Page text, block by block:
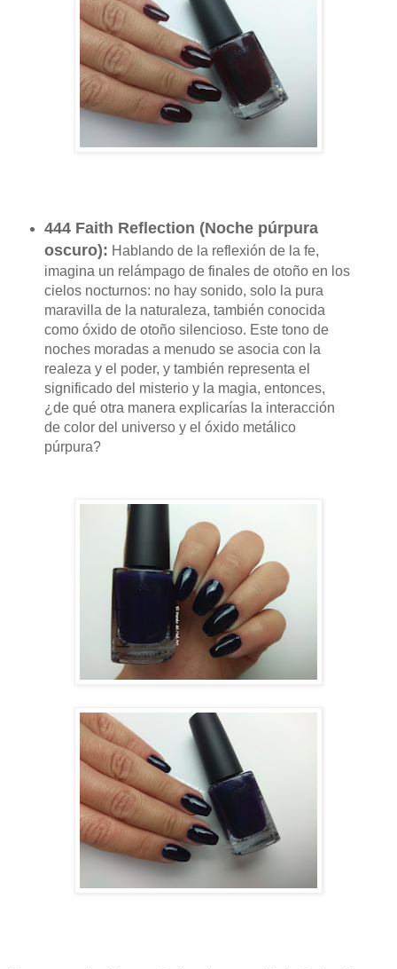
444 Faith Reflection (Noche púrpura
oscuro): Hablando de la reflexión de la fe,
imagina un relámpago de finales de otoño en los
cielos nocturnos: no hay sonido, solo la pura
maravilla de la naturaleza, también conocida
como óxido de otoño silencioso. Este tono de
noches moradas a menudo se asocia con la
realeza y el poder, y también representa el
significado del misterio y la magia, entonces,
¿de qué otra manera explicarías la interacción
de color del universo y el óxido metálico
púrpura?